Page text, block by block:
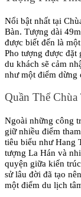
Nổi bật nhất tại
Bàn. Tượng dài
được biết đến là
Pho tượng được
du khách sẽ cảm
như một điểm dừng
Quần Thể
Ngoài những công
giữ nhiều điểm
tiêu biểu như Hang
tượng La Hán và
quyện giữa kiến
sử lâu đời đã tạo
một điểm du lịch